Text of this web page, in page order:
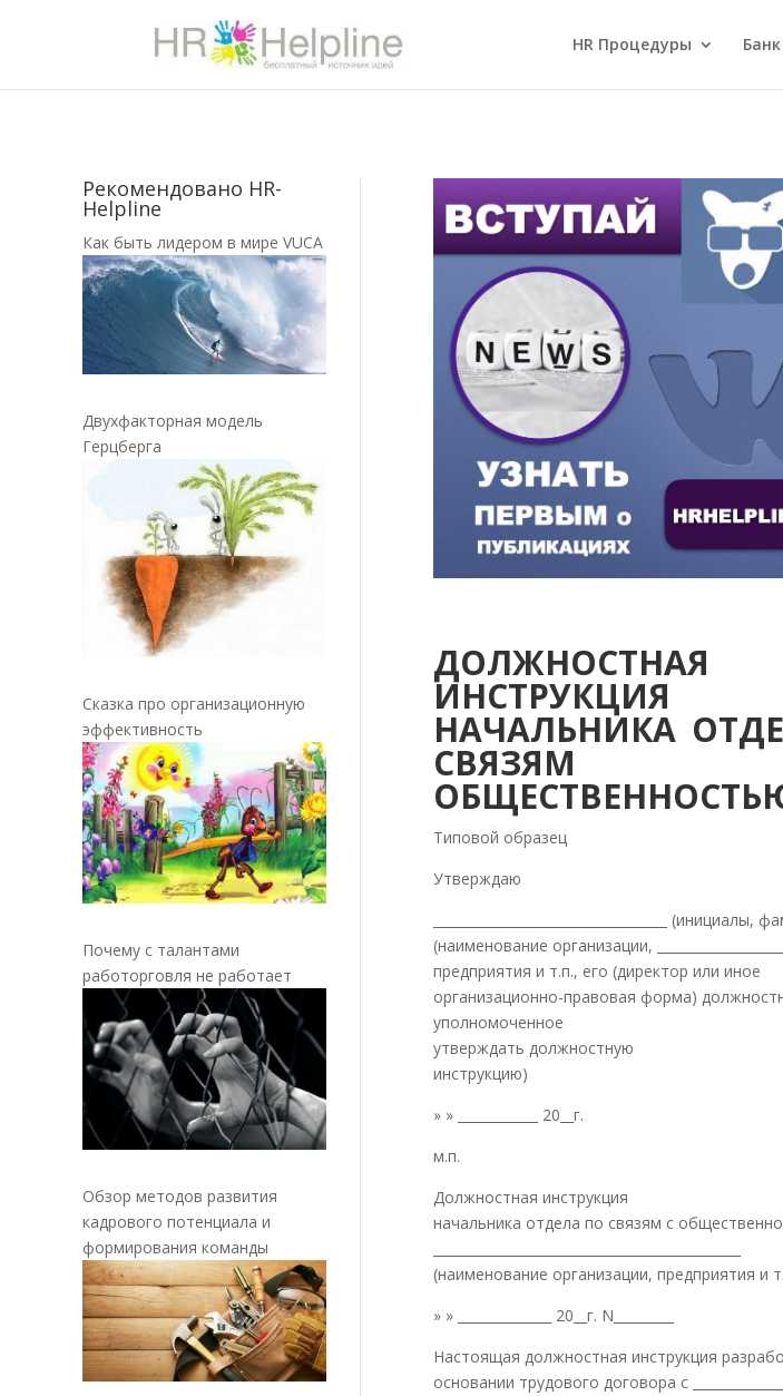
HR Процедуры
Рекомендовано HR-
Helpline
Как быть лидером в мире VUCA
Двухфакторная модель
Герцберга
Сказка про организационную
эффективность
Почему с талантами
работорговля не работает
Обзор методов развития
кадрового потенциала и
формирования команды
ДОЛЖНОСТНАЯ
ИНСТРУКЦИЯ
НАЧАЛЬНИКА
Типовой образец
Утверждаю
___________________________________ (инициалы,
(наименование организации,
предприятия и т.п., его (директор или иное
организационно-правовая форма)
уполномоченное
утверждать должностную
инструкцию)
» » ____________ 20__г.
м.п.
Должностная инструкция
начальника отдела по связям с
(наименование организации, предприятия и
» » ______________ 20__г. N_________
Настоящая должностная инструкция
основании трудового договора с